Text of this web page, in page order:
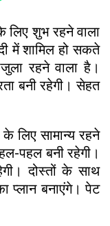
शुभ रहने वाला
में शामिल हो सकते
रहने वाला है।
बनी रहेगी। सेहत
लिए सामान्य रहने
पहल बनी रहेगी।
दोस्तों के साथ
प्लान बनाएंगे। पेट